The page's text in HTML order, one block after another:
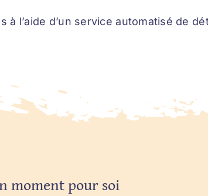
l’aide d’un service automatisé de
moment pour soi